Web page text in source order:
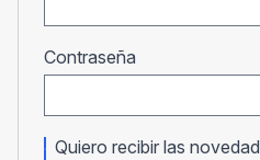
Contraseña
Quiero recibir las